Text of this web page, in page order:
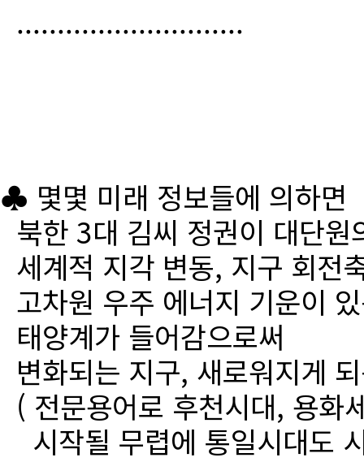
............................
♣ 몇몇 미래 정보들에 의하면
북한 3대 김씨 정권이 대단
세계적 지각 변동, 지구 회전
고차원 우주 에너지 기운이
태양계가 들어감으로써
변화되는 지구, 새로워지게
( 전문용어로 후천시대, 용화
시작될 무렵에 통일시대도